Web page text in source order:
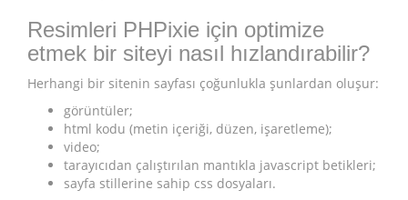
Resimleri PHPixie için optimize
etmek bir siteyi nasıl hızlandırabilir?
Herhangi bir sitenin sayfası çoğunlukla şunlardan oluşur:
görüntüler;
html kodu (metin içeriği, düzen, işaretleme);
video;
tarayıcıdan çalıştırılan mantıkla javascript betikleri;
sayfa stillerine sahip css dosyaları.